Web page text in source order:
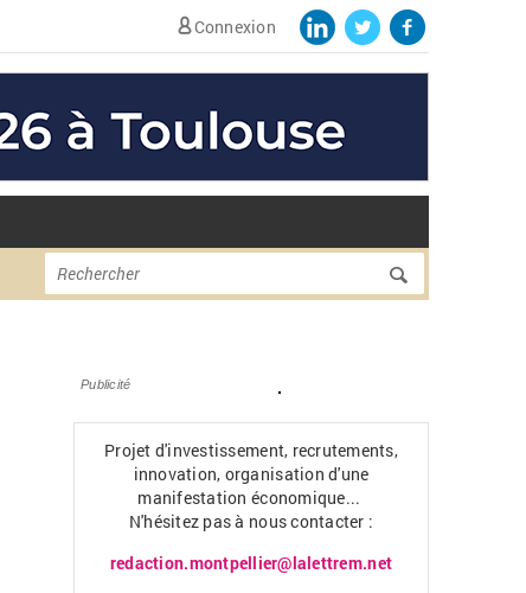
Connexion
Formulaire de
Rechercher
Publicité
Projet d'investissement, recrutements,
innovation, organisation d'une
manifestation économique...
N'hésitez pas à nous contacter :
redaction.montpellier@lalettrem.net